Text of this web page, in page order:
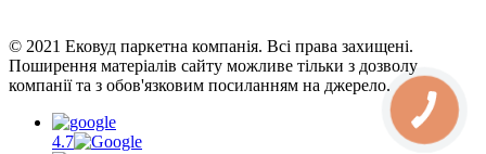
© 2021 Ековуд паркетна компанія. Всі права захищені.
Поширення матеріалів сайту можливе тільки з дозволу
компанії та з обов'язковим посиланням на джерело.
4.7